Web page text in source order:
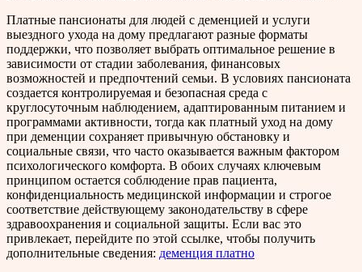
Платные пансионаты для людей с деменцией и услуги
выездного ухода на дому предлагают разные форматы
поддержки, что позволяет выбрать оптимальное решение в
зависимости от стадии заболевания, финансовых
возможностей и предпочтений семьи. В условиях пансионата
создается контролируемая и безопасная среда с
круглосуточным наблюдением, адаптированным питанием и
программами активности, тогда как платный уход на дому
при деменции сохраняет привычную обстановку и
социальные связи, что часто оказывается важным фактором
психологического комфорта. В обоих случаях ключевым
принципом остается соблюдение прав пациента,
конфиденциальность медицинской информации и строгое
соответствие действующему законодательству в сфере
здравоохранения и социальной защиты. Если вас это
привлекает, перейдите по этой ссылке, чтобы получить
дополнительные сведения: деменция платно